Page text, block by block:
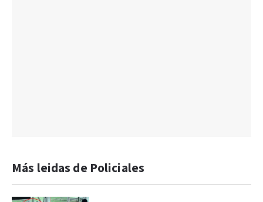
Más leidas de Policiales